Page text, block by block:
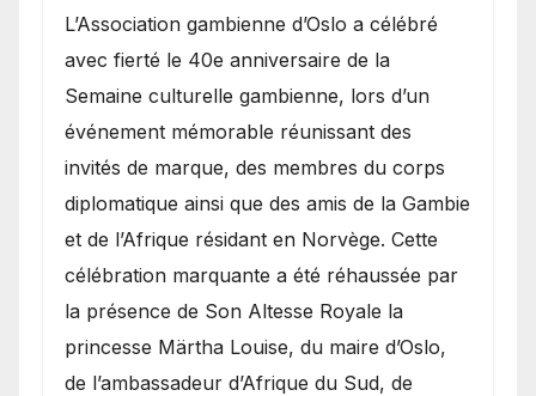
​L’Association gambienne d’Oslo a célébré
avec fierté le 40e anniversaire de la
Semaine culturelle gambienne, lors d’un
événement mémorable réunissant des
invités de marque, des membres du corps
diplomatique ainsi que des amis de la Gambie
et de l’Afrique résidant en Norvège. Cette
célébration marquante a été réhaussée par
la présence de Son Altesse Royale la
princesse Märtha Louise, du maire d’Oslo,
de l’ambassadeur d’Afrique du Sud, de